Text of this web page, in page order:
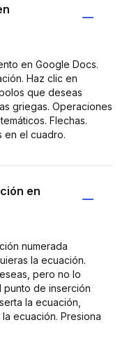
en Google Docs.
Haz clic en
que deseas
griegas. Operaciones
Flechas.
en el cuadro.
en
numerada
la ecuación.
pero no lo
punto de inserción
la ecuación,
ecuación. Presiona